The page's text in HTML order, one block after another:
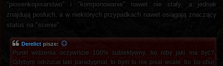
"piosenkopisarstwo" i "komponowanie" nawet nie stały, a jednak
znajdują posłuch, a w niektórych przypadkach nawet osiągają znaczący
status na "scenie".
Derelict pisze:
Punkt widzenia oczywiście 100% subiektywny, bo niby jaki ma być?
Gdybym odrzucał taki paradygmat, to bym tu nie pisał wcale, bo po chuj